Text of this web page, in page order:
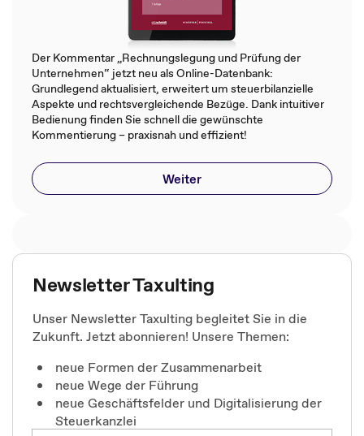
Der Kommentar „Rechnungslegung und Prüfung der
Unternehmen“ jetzt neu als Online-Datenbank:
Grundlegend aktualisiert, erweitert um steuerbilanzielle
Aspekte und rechtsvergleichende Bezüge. Dank intuitiver
Bedienung finden Sie schnell die gewünschte
Kommentierung – praxisnah und effizient!
Weiter
Newsletter Taxulting
Unser Newsletter Taxulting begleitet Sie in die
Zukunft. Jetzt abonnieren! Unsere Themen:
neue Formen der Zusammenarbeit
neue Wege der Führung
neue Geschäftsfelder und Digitalisierung der
Steuerkanzlei